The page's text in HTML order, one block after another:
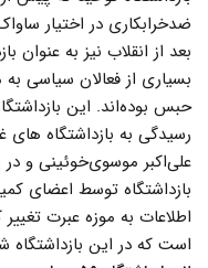
ضدخرابکاری در اختیار
بعد از انقلاب نیز به عنوان
حبس بوده‌اند. این
رسیدگی به بازداشتگاه
علی‌اکبر موسوی‌خوئینی و
اطلاعات به موزه عبرت تغییر
است که در این